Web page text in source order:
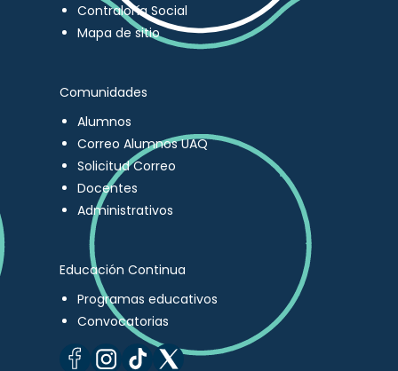
Contraloría Social
Mapa de sitio
Comunidades
Alumnos
Correo Alumnos UAQ
Solicitud Correo
Docentes
Administrativos
Educación Continua
Programas educativos
Convocatorias